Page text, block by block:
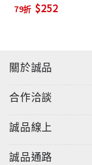
的10個致富思維 (
79折 $252
關於誠品
合作洽談
誠品線上
誠品通路